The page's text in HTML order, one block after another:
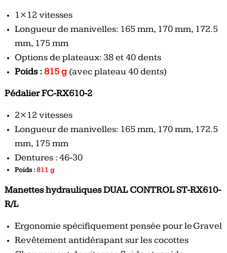
1×12 vitesses
Longueur de manivelles: 165 mm, 170 mm, 172.5
mm, 175 mm
Options de plateaux: 38 et 40 dents
Poids : 815 g(avec plateau 40 dents)
Pédalier FC-RX610-2
2×12 vitesses
Longueur de manivelles: 165 mm, 170 mm, 172.5
mm, 175 mm
Dentures : 46-30
Poids :811 g
Manettes hydrauliques DUAL CONTROL ST-RX610-
R/L
Ergonomie spécifiquement pensée pour le Gravel
Revêtement antidérapant sur les cocottes